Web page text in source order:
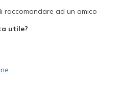
raccomandare ad un amico
utile?